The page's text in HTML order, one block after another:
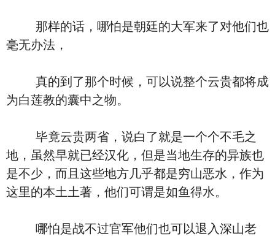
那样的话，哪怕是朝廷的大军来了对他们也
毫无办法，
真的到了那个时候，可以说整个云贵都将成
为白莲教的囊中之物。
毕竟云贵两省，说白了就是一个个不毛之
地，虽然早就已经汉化，但是当地生存的异族也
是不少，而且这些地方几乎都是穷山恶水，作为
这里的本土土著，他们可谓是如鱼得水。
哪怕是战不过官军他们也可以退入深山老